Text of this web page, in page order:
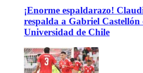
¡Enorme espaldarazo!
respalda a Gabriel Castellón
Universidad de Chile